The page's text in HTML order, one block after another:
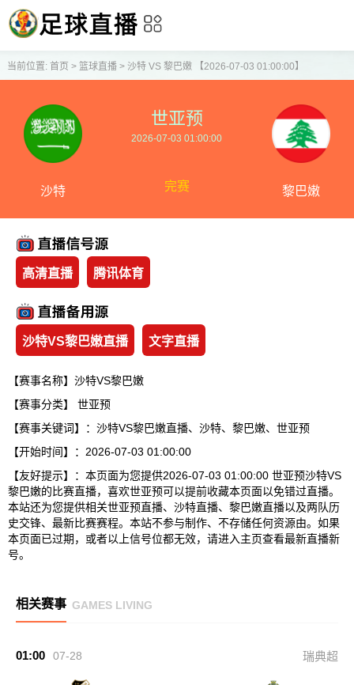
当前位置: 首页 > 篮球直播> 沙特 VS 黎巴嫩 【2026-07-03 01:00:00】
沙特
世亚预
2026-07-03 01:00:00
完赛 黎巴嫩
高清直播 腾讯体育
沙特VS黎巴嫩直播 文字直播
【赛事名称】沙特VS黎巴嫩
【赛事分类】 世亚预
【赛事关键词】：沙特VS黎巴嫩直播、沙特、黎巴嫩、世亚预
【开始时间】：2026-07-03 01:00:00
【友好提示】：本页面为您提供2026-07-03 01:00:00 世亚预沙特VS
黎巴嫩的比赛直播，喜欢世亚预可以提前收藏本页面以免错过直播。
本站还为您提供相关世亚预直播、沙特直播、黎巴嫩直播以及两队历
史交锋、最新比赛赛程。本站不参与制作、不存储任何资源由。如果
本页面已过期，或者以上信号位都无效，请进入主页查看最新直播新
号。
相关赛事 GAMES LIVING
01:00 07-28 瑞典超